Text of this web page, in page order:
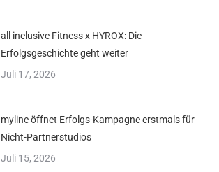
all inclusive Fitness x HYROX: Die
Erfolgsgeschichte geht weiter
Juli 17, 2026
myline öffnet Erfolgs-Kampagne erstmals für
Nicht-Partnerstudios
Juli 15, 2026